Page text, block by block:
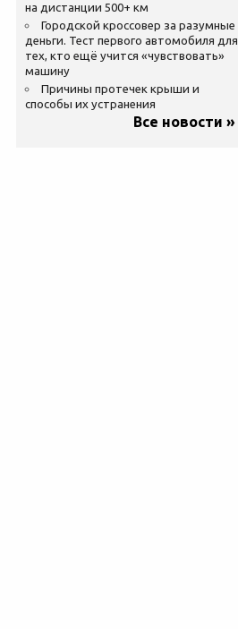
на дистанции 500+ км
Городской кроссовер за разумные
деньги. Тест первого автомобиля для
тех, кто ещё учится «чувствовать»
машину
Причины протечек крыши и
способы их устранения
Все новости »